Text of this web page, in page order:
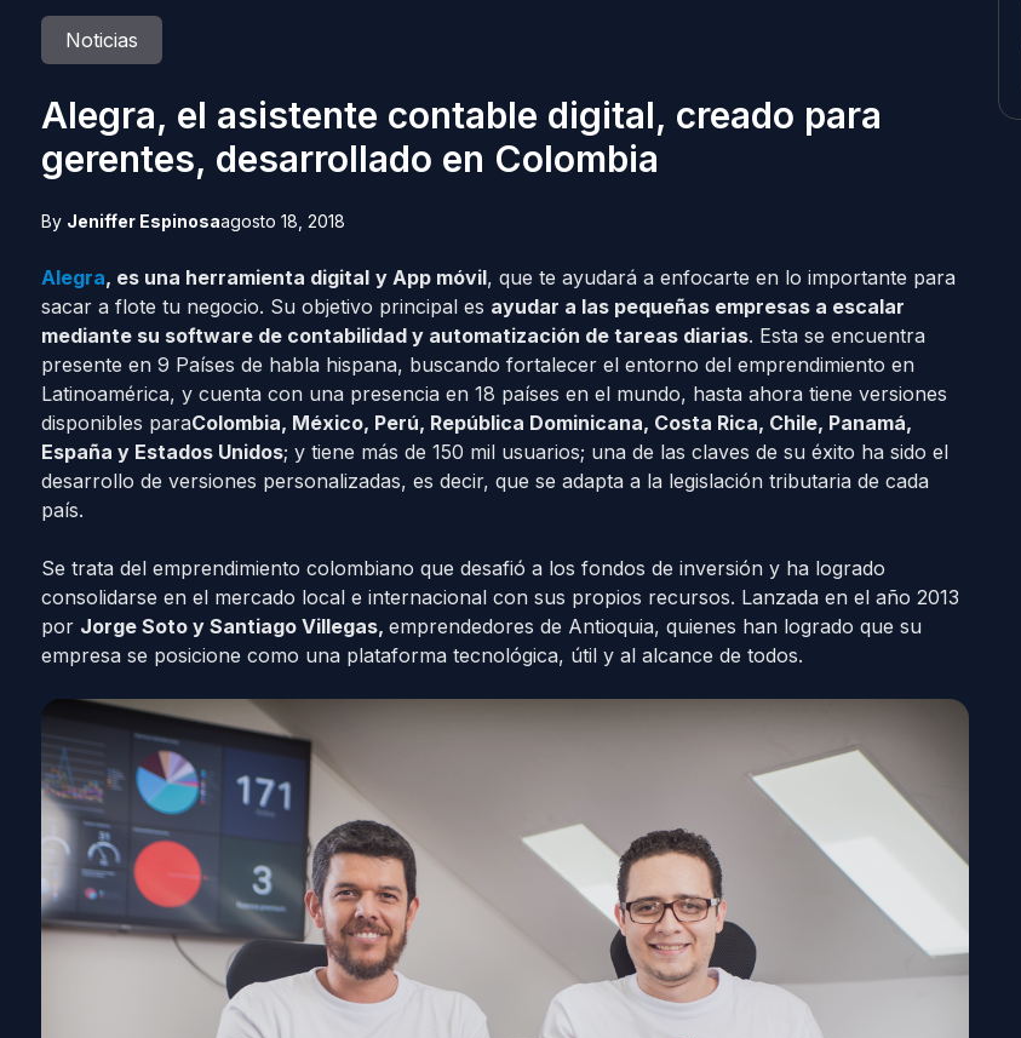
Noticias
Alegra, el asistente contable digital, creado para
gerentes, desarrollado en Colombia
By Jeniffer Espinosaagosto 18, 2018
Alegra, es una herramienta digital y App móvil, que te ayudará a enfocarte en lo importante para
sacar a flote tu negocio. Su objetivo principal es ayudar a las pequeñas empresas a escalar
mediante su software de contabilidad y automatización de tareas diarias. Esta se encuentra
presente en 9 Países de habla hispana, buscando fortalecer el entorno del emprendimiento en
Latinoamérica, y cuenta con una presencia en 18 países en el mundo, hasta ahora tiene versiones
disponibles paraColombia, México, Perú, República Dominicana, Costa Rica, Chile, Panamá,
España y Estados Unidos; y tiene más de 150 mil usuarios; una de las claves de su éxito ha sido el
desarrollo de versiones personalizadas, es decir, que se adapta a la legislación tributaria de cada
país.
Se trata del emprendimiento colombiano que desafió a los fondos de inversión y ha logrado
consolidarse en el mercado local e internacional con sus propios recursos. Lanzada en el año 2013
por Jorge Soto y Santiago Villegas, emprendedores de Antioquia, quienes han logrado que su
empresa se posicione como una plataforma tecnológica, útil y al alcance de todos.